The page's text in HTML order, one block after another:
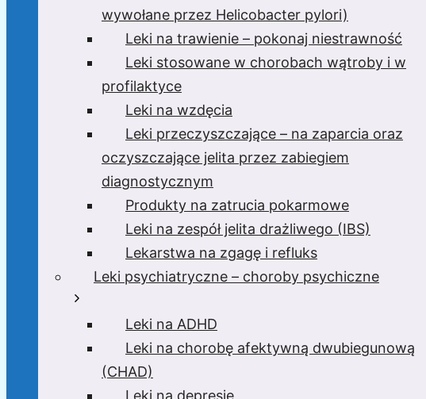
wywołane przez Helicobacter pylori)
Leki na trawienie – pokonaj niestrawność
Leki stosowane w chorobach wątroby i w
profilaktyce
Leki na wzdęcia
Leki przeczyszczające – na zaparcia oraz
oczyszczające jelita przez zabiegiem
diagnostycznym
Produkty na zatrucia pokarmowe
Leki na zespół jelita drażliwego (IBS)
Lekarstwa na zgagę i refluks
Leki psychiatryczne – choroby psychiczne
Leki na ADHD
Leki na chorobę afektywną dwubiegunową
(CHAD)
Leki na depresję